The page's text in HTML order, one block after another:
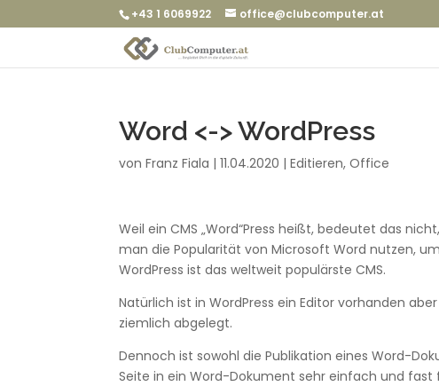
+43 1 6069922 office@clubcomputer.at
Word <-> WordPress
vonFranz Fiala |11.04.2020 |Editieren,Office
Weil ein CMS „Word“Press heißt, bedeutet das
man die Popularität von Microsoft Word nutzen,
WordPress ist das weltweit populärste CMS.
Natürlich ist in WordPress ein Editor vorhanden
ziemlich abgelegt.
Dennoch ist sowohl die Publikation eines Word-
Seite in ein Word-Dokument sehr einfach und fast